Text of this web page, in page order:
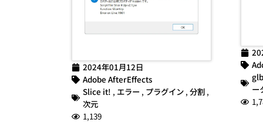
2024年01月12日
Adobe AfterEffects
Slice it! , エラー , プラグイン , 分割 ,
次元
1,139
glb
ー